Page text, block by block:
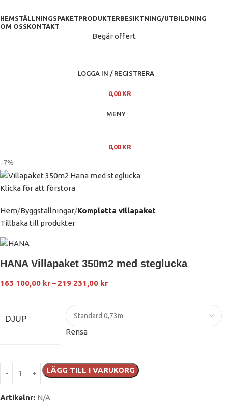
HEMSTÄLLNINGSPAKETPRODUKTERBESIKTNING/UTBILDNING
OM OSSKONTAKT
Begär offert
LOGGA IN / REGISTRERA
0,00 KR
MENY
0,00 KR
-7%
Klicka för att förstora
Hem Byggställningar Kompletta villapaket
Tillbaka till produkter
HANA Villapaket 350m2 med steglucka
163 100,00 kr– 219 231,00 kr
DJUP
Rensa
LÄGG TILL I VARUKORG
Artikelnr: N/A